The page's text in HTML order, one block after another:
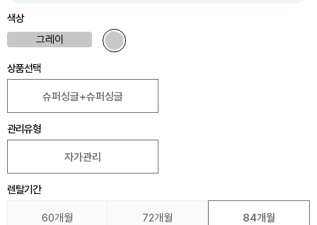
색상
그레이
상품선택
슈퍼싱글+슈퍼싱글
관리유형
자가관리
렌탈기간
60개월 72개월 84개월